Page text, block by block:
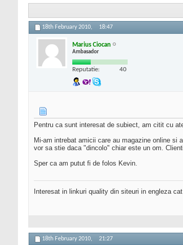
18th February 2010, 18:47
Marius Ciocan
Ambasador
Reputatie: 40
Pentru ca sunt interesat de subiect, am citit cu
Mi-am intrebat amicii care au magazine online
vor sa stie daca "dincolo" chiar este un om.
Sper ca am putut fi de folos Kevin.
Interesat in linkuri quality din siteuri in engleza
18th February 2010, 21:27